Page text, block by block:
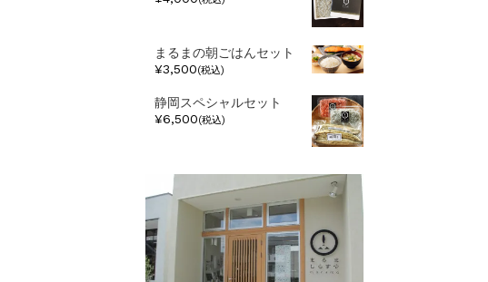
まるまの朝ごはんセット
¥3,500(税込)
静岡スペシャルセット
¥6,500(税込)